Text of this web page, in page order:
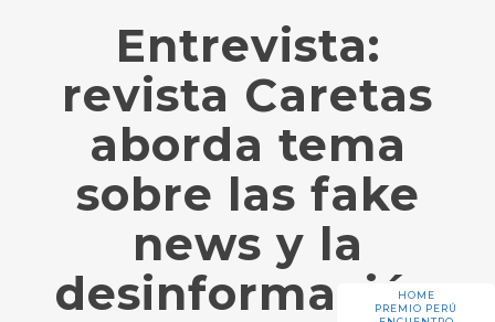
HOME
PREMIO PERÚ
Entrevista:
revista Caretas
aborda tema
sobre las fake
news y la
desinformación